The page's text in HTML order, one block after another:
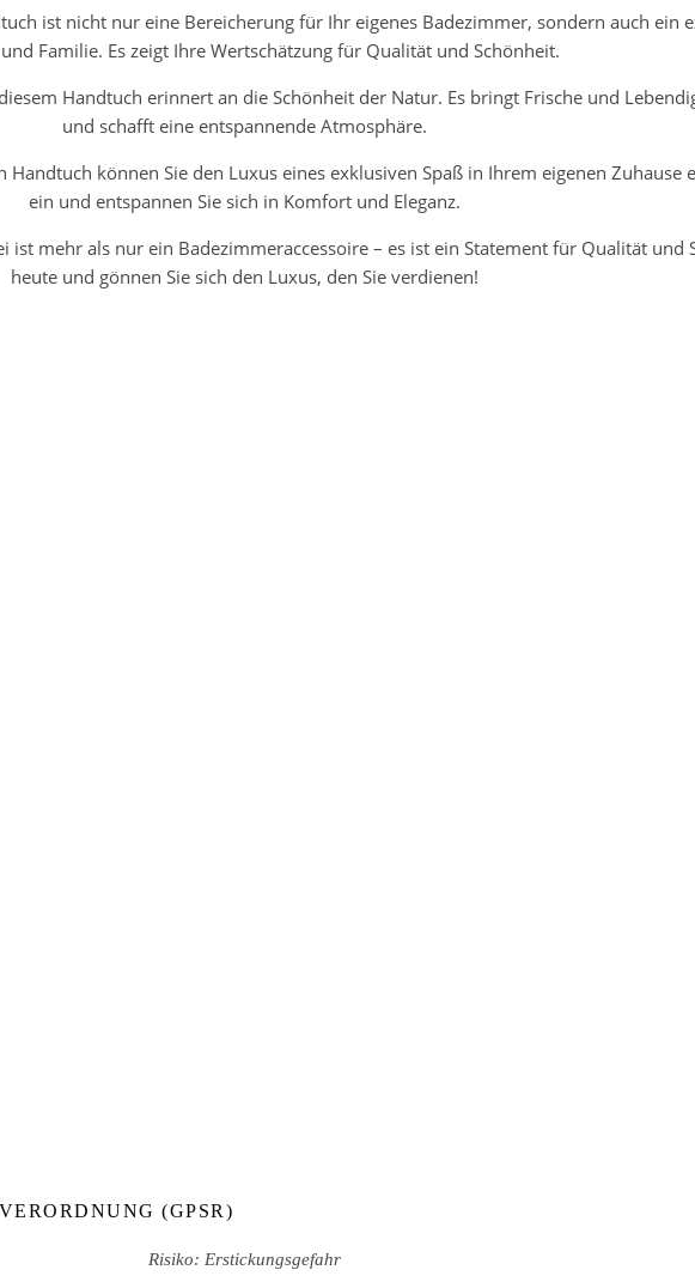
ist nicht nur eine Bereicherung für Ihr eigenes Badezimmer, sondern auch ein
Familie. Es zeigt Ihre Wertschätzung für Qualität und Schönheit.
Handtuch erinnert an die Schönheit der Natur. Es bringt Frische und
und schafft eine entspannende Atmosphäre.
können Sie den Luxus eines exklusiven Spaß in Ihrem eigenen Zuhause
ein und entspannen Sie sich in Komfort und Eleganz.
mehr als nur ein Badezimmeraccessoire – es ist ein Statement für Qualität und
heute und gönnen Sie sich den Luxus, den Sie verdienen!
(GPSR)
Risiko: Erstickungsgefahr